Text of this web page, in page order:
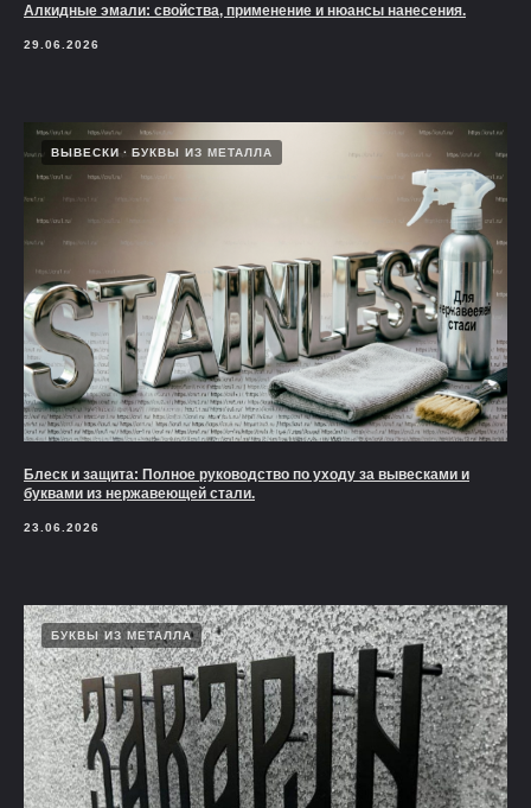
Алкидные эмали: свойства, применение и нюансы нанесения.
29.06.2026
ВЫВЕСКИ БУКВЫ ИЗ МЕТАЛЛА
Блеск и защита: Полное руководство по уходу за вывесками и
буквами из нержавеющей стали.
23.06.2026
БУКВЫ ИЗ МЕТАЛЛА